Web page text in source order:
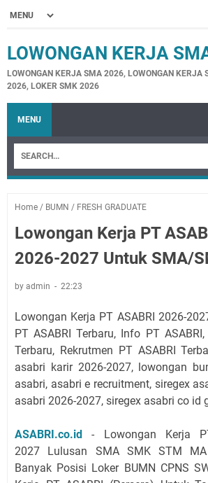
LOWONGAN KERJA
LOWONGAN KERJA SMA 2026, LOWONGAN KERJA
2026, LOKER SMK 2026
MENU
Home / BUMN / FRESH GRADUATE
Lowongan Kerja PT
2026-2027 Untuk SMA/
by admin 22:23
Lowongan Kerja PT ASABRI 2026-
PT ASABRI Terbaru, Info PT
Terbaru, Rekrutmen PT ASABRI
asabri karir 2026-2027, lowongan
asabri, asabri e recruitment, siregex
asabri 2026-2027, siregex asabri co id
ASABRI.co.id - Lowongan Kerja
2027 Lulusan SMA SMK STM
Banyak Posisi Loker BUMN CPNS